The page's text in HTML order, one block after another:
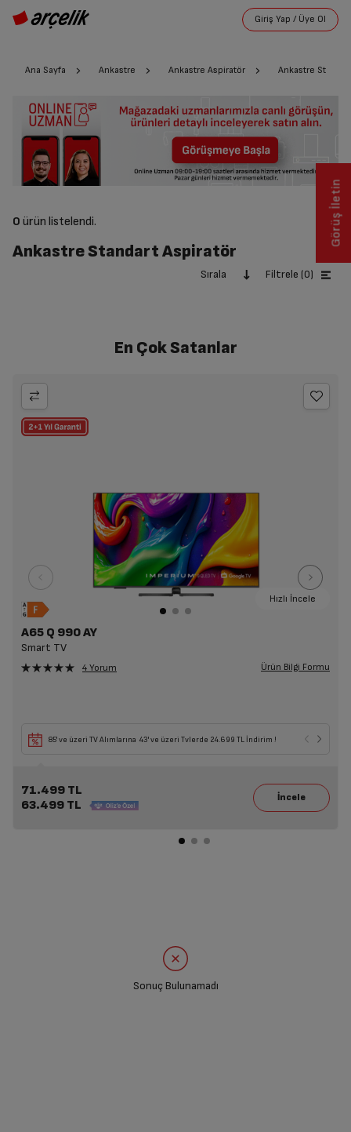
Ana Sayfa Ankastre Ankastre Aspiratör Ankastre
0 ürün listelendi.
Ankastre Standart Aspiratör
Sırala Filtrele (0)
En Çok Satanlar
Hızlı İncele
A65 Q 990 AY
Smart TV
4 Yorum Ürün Bilgi Formu
85' ve üzeri TV Alımlarına 43' ve üzeri Tvlerde 24.699 TL İndirim !
71.499 TL
63.499 TL
Sonuç Bulunamadı
Görüş İletin